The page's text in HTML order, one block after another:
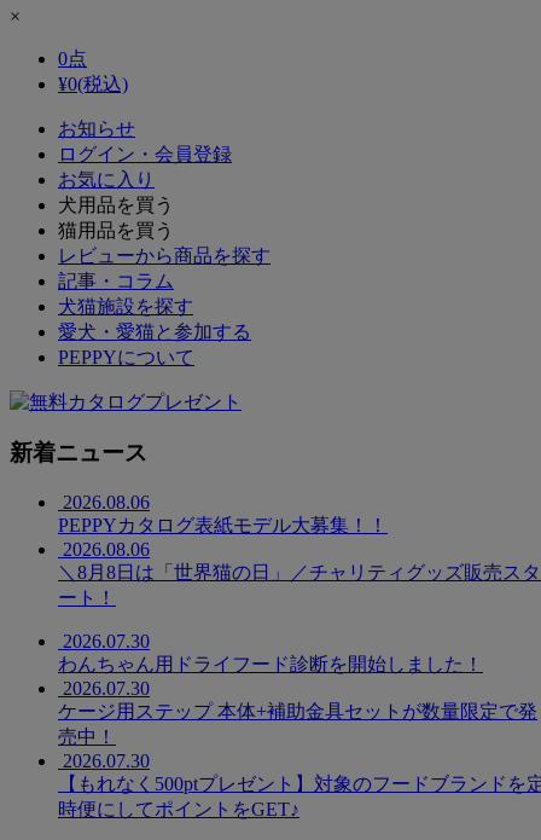
×
0点
¥0(税込)
お知らせ
ログイン・会員登録
お気に入り
犬用品を買う
猫用品を買う
レビューから商品を探す
記事・コラム
犬猫施設を探す
愛犬・愛猫と参加する
PEPPYについて
新着ニュース
2026.08.06
PEPPYカタログ表紙モデル大募集！！
2026.08.06
＼8月8日は「世界猫の日」／チャリティグッズ販売スタ
ート！
2026.07.30
わんちゃん用ドライフード診断を開始しました！
2026.07.30
ケージ用ステップ 本体+補助金具セットが数量限定で発
売中！
2026.07.30
【もれなく500ptプレゼント】対象のフードブランドを
時便にしてポイントをGET♪